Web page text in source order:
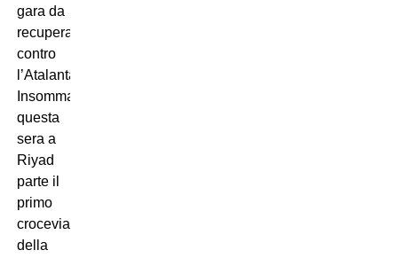
gara da
recuperare
contro
l’Atalanta).
Insomma,
questa
sera a
Riyad
parte il
primo
crocevia
della